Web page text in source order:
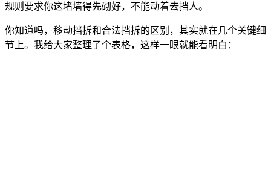
规则要求你这堵墙得先砌好，不能动着去挡人。
你知道吗，移动挡拆和合法挡拆的区别，其实就在几个关键细
节上。我给大家整理了个表格，这样一眼就能看明白：